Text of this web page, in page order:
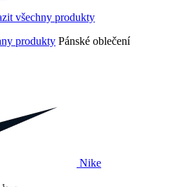
produkty Pánské oblečení
Nike